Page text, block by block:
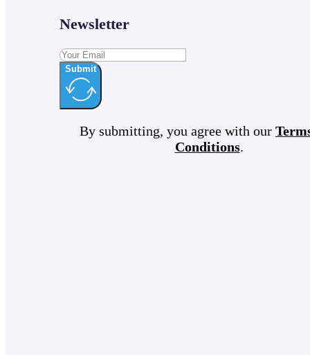
Newsletter
Submit
By submitting, you agree with our
Conditions.